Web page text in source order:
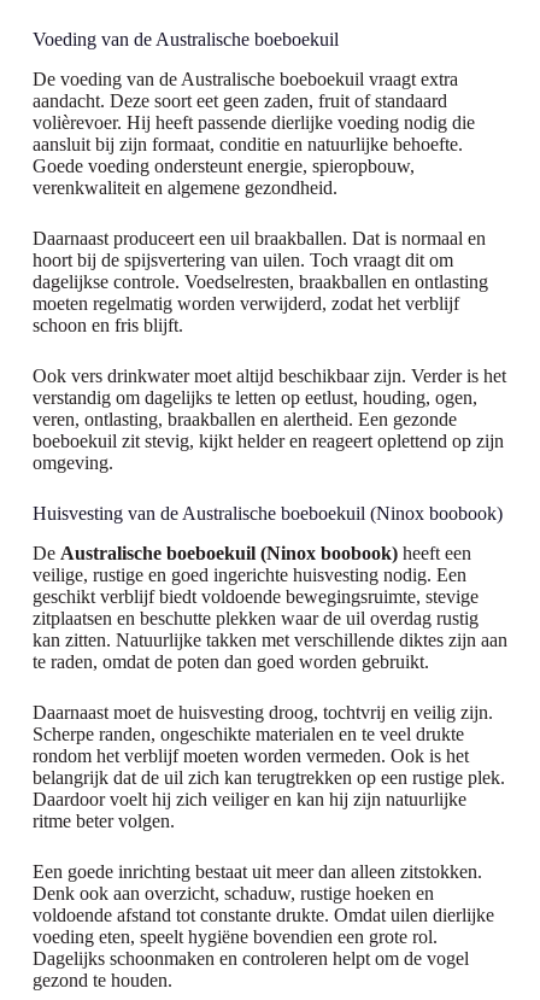
Voeding van de Australische boeboekuil
De voeding van de Australische boeboekuil vraagt extra
aandacht. Deze soort eet geen zaden, fruit of standaard
volièrevoer. Hij heeft passende dierlijke voeding nodig die
aansluit bij zijn formaat, conditie en natuurlijke behoefte.
Goede voeding ondersteunt energie, spieropbouw,
verenkwaliteit en algemene gezondheid.
Daarnaast produceert een uil braakballen. Dat is normaal en
hoort bij de spijsvertering van uilen. Toch vraagt dit om
dagelijkse controle. Voedselresten, braakballen en ontlasting
moeten regelmatig worden verwijderd, zodat het verblijf
schoon en fris blijft.
Ook vers drinkwater moet altijd beschikbaar zijn. Verder is het
verstandig om dagelijks te letten op eetlust, houding, ogen,
veren, ontlasting, braakballen en alertheid. Een gezonde
boeboekuil zit stevig, kijkt helder en reageert oplettend op zijn
omgeving.
Huisvesting van de Australische boeboekuil (Ninox boobook)
De Australische boeboekuil (Ninox boobook)heeft een
veilige, rustige en goed ingerichte huisvesting nodig. Een
geschikt verblijf biedt voldoende bewegingsruimte, stevige
zitplaatsen en beschutte plekken waar de uil overdag rustig
kan zitten. Natuurlijke takken met verschillende diktes zijn aan
te raden, omdat de poten dan goed worden gebruikt.
Daarnaast moet de huisvesting droog, tochtvrij en veilig zijn.
Scherpe randen, ongeschikte materialen en te veel drukte
rondom het verblijf moeten worden vermeden. Ook is het
belangrijk dat de uil zich kan terugtrekken op een rustige plek.
Daardoor voelt hij zich veiliger en kan hij zijn natuurlijke
ritme beter volgen.
Een goede inrichting bestaat uit meer dan alleen zitstokken.
Denk ook aan overzicht, schaduw, rustige hoeken en
voldoende afstand tot constante drukte. Omdat uilen dierlijke
voeding eten, speelt hygiëne bovendien een grote rol.
Dagelijks schoonmaken en controleren helpt om de vogel
gezond te houden.